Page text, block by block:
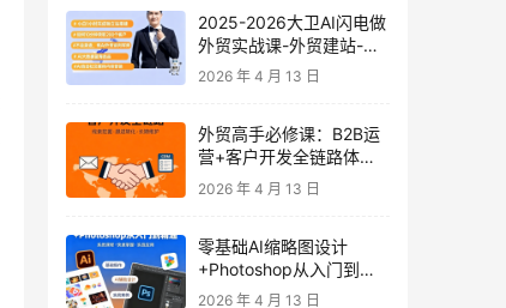
2025-2026大卫AI闪电做
外贸实战课-外贸建站-开
发客户-内容营销-从0到3
2026 年 4 月 13 日
外贸高手必修课：B2B运
营+客户开发全链路体系
课 | 从0到1成为外贸精英
2026 年 4 月 13 日
零基础AI缩略图设计
+Photoshop从入门到精
通 全套教程（含形象照拍
2026 年 4 月 13 日